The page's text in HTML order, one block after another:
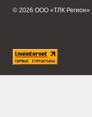
© 2026 ООО «ТЛК Регион»